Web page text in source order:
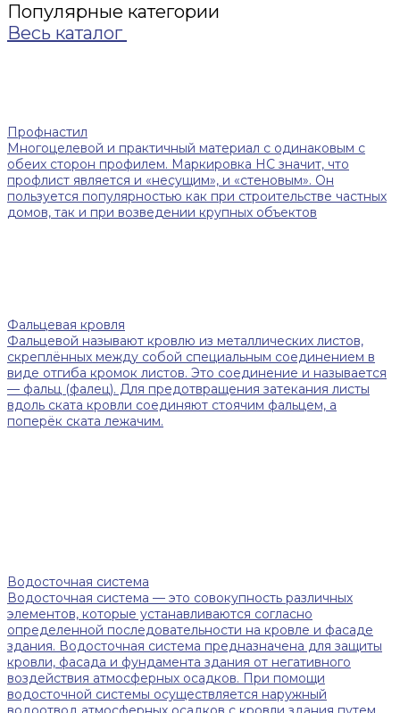
Популярные категории
Весь каталог
Профнастил
Многоцелевой и практичный материал с одинаковым с
обеих сторон профилем. Маркировка НС значит, что
профлист является и «несущим», и «стеновым». Он
пользуется популярностью как при строительстве частных
домов, так и при возведении крупных объектов
Фальцевая кровля
Фальцевой называют кровлю из металлических листов,
скреплённых между собой специальным соединением в
виде отгиба кромок листов. Это соединение и называется
— фальц (фалец). Для предотвращения затекания листы
вдоль ската кровли соединяют стоячим фальцем, а
поперёк ската лежачим.
Водосточная система
Водосточная система — это совокупность различных
элементов, которые устанавливаются согласно
определенной последовательности на кровле и фасаде
здания. Водосточная система предназначена для защиты
кровли, фасада и фундамента здания от негативного
воздействия атмосферных осадков. При помощи
водосточной системы осуществляется наружный